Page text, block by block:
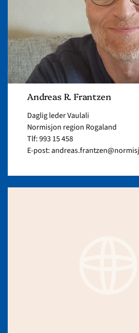
Andreas R. Frantzen
Daglig leder Vaulali
Normisjon region Rogaland
Tlf: 993 15 458
E-post: